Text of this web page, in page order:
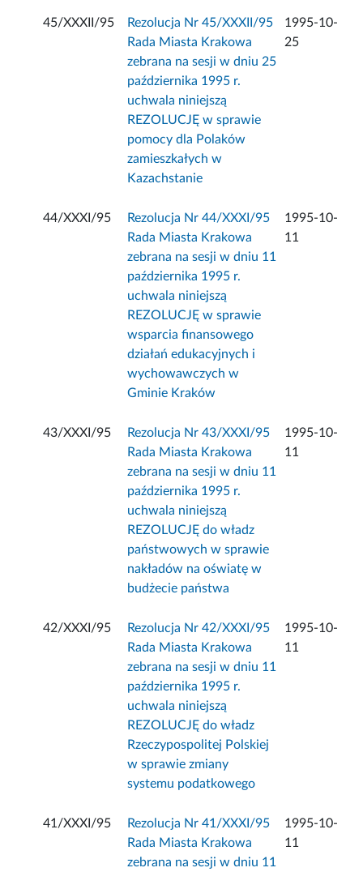
45/XXXII/95
Rezolucja Nr 45/XXXII/95
Rada Miasta Krakowa
zebrana na sesji w dniu 25
października 1995 r.
uchwala niniejszą
REZOLUCJĘ w sprawie
pomocy dla Polaków
zamieszkałych w
Kazachstanie
1995-10-
25
44/XXXI/95
Rezolucja Nr 44/XXXI/95
Rada Miasta Krakowa
zebrana na sesji w dniu 11
października 1995 r.
uchwala niniejszą
REZOLUCJĘ w sprawie
wsparcia finansowego
działań edukacyjnych i
wychowawczych w
Gminie Kraków
1995-10-
11
43/XXXI/95
Rezolucja Nr 43/XXXI/95
Rada Miasta Krakowa
zebrana na sesji w dniu 11
października 1995 r.
uchwala niniejszą
REZOLUCJĘ do władz
państwowych w sprawie
nakładów na oświatę w
budżecie państwa
1995-10-
11
42/XXXI/95
Rezolucja Nr 42/XXXI/95
Rada Miasta Krakowa
zebrana na sesji w dniu 11
października 1995 r.
uchwala niniejszą
REZOLUCJĘ do władz
Rzeczypospolitej Polskiej
w sprawie zmiany
systemu podatkowego
1995-10-
11
41/XXXI/95
Rezolucja Nr 41/XXXI/95
Rada Miasta Krakowa
zebrana na sesji w dniu 11
1995-10-
11